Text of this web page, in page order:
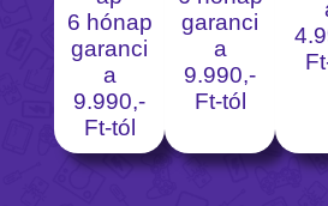
6 hónap
garanci
a
9.990,-
Ft-tól
garanci
a
9.990,-
Ft-tól